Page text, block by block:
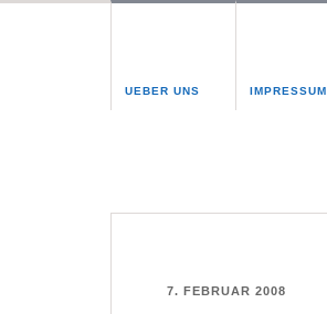
UEBER UNS IMPRESSUM
7. FEBRUAR 2008